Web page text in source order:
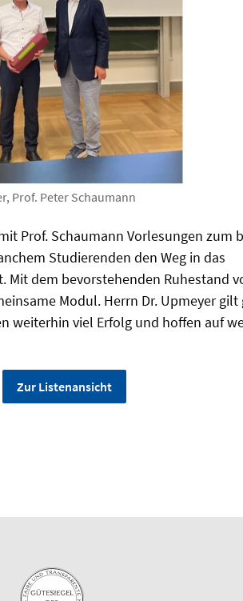
Prof. Peter Schaumann
Prof. Schaumann Vorlesungen zum
Studierenden den Weg in das
Mit dem bevorstehenden Ruhestand
Modul. Herrn Dr. Upmeyer gilt
weiterhin viel Erfolg und hoffen auf
Zur Listenansicht